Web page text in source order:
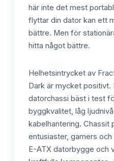
här inte det mest
flyttar din dator kan ett
bättre. Men för
hitta något bättre.
Helhetsintrycket av
Dark är mycket positivt.
datorchassi bäst i test
byggkvalitet, låg
kabelhantering. Chassit
entusiaster, gamers
E-ATX datorbygge och